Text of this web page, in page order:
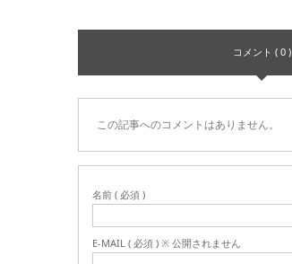
コメント ( 0 )
この記事へのコメントはありません。
名前 ( 必須 )
E-MAIL ( 必須 ) ※ 公開されません